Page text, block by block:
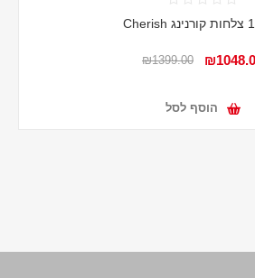
₪1399.00
הוסף לסל